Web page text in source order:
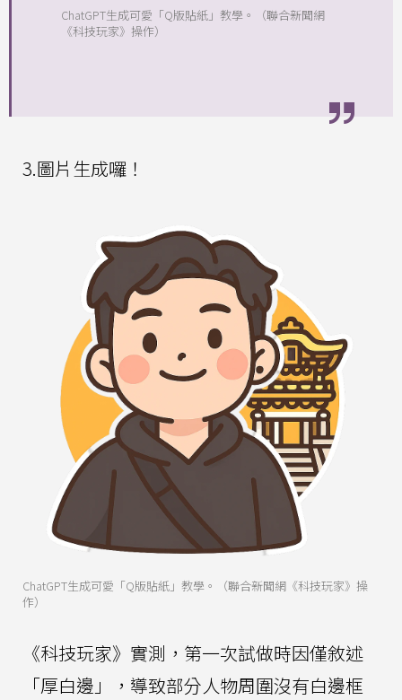
ChatGPT生成可愛「Q版貼紙」教學。（聯合新聞網
《科技玩家》操作）
3.圖片生成囉！
ChatGPT生成可愛「Q版貼紙」教學。（聯合新聞網《科技玩家》操
作）
《科技玩家》實測，第一次試做時因僅敘述
「厚白邊」，導致部分人物周圍沒有白邊框